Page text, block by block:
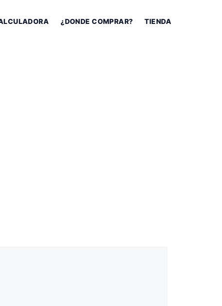
¿DONDE COMPRAR? TIENDA